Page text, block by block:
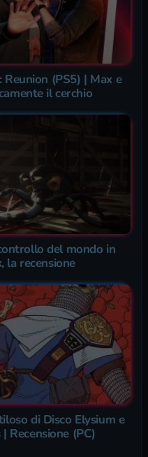
Reunion (PS5) | Max e
il cerchio
del mondo in
la recensione
di Disco Elysium e
Recensione (PC)